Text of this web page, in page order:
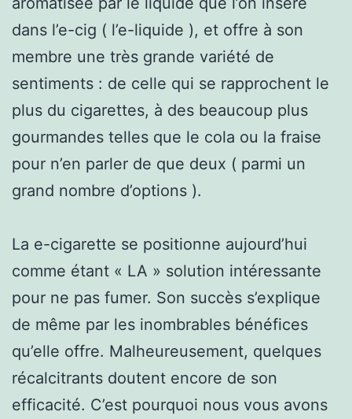
dans l’e-cig ( l’e-liquide ), et offre à son
membre une très grande variété de
sentiments : de celle qui se rapprochent le
plus du cigarettes, à des beaucoup plus
gourmandes telles que le cola ou la fraise
pour n’en parler de que deux ( parmi un
grand nombre d’options ).
La e-cigarette se positionne aujourd’hui
comme étant « LA » solution intéressante
pour ne pas fumer. Son succès s’explique
de même par les inombrables bénéfices
qu’elle offre. Malheureusement, quelques
récalcitrants doutent encore de son
efficacité. C’est pourquoi nous vous avons